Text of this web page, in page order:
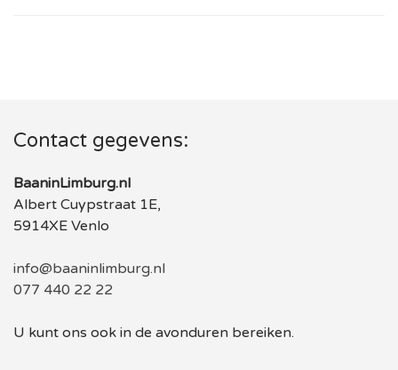
Contact gegevens:
BaaninLimburg.nl
Albert Cuypstraat 1E,
5914XE Venlo
info@baaninlimburg.nl
077 440 22 22
U kunt ons ook in de avonduren bereiken.